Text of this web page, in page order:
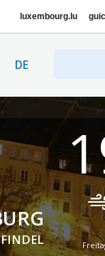
luxembourg.lu
DE
FINDEL